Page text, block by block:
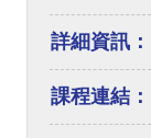
詳細資訊：
課程連結：